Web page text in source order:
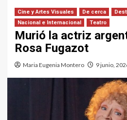
Cine y Artes Visuales De cerca
Nacional e Internacional
Teatro
Murió la actriz
Rosa Fugazot
Maria Eugenia Montero 9 junio,